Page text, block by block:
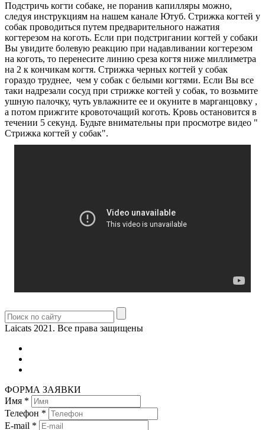
Подстричь когти собаке, не поранив капилляры можно,
следуя инструкциям на нашем канале Ютуб. Стрижка когтей у
собак проводиться путем предварительного нажатия
когтерезом на коготь. Если при подстригании когтей у собаки
Вы увидите болевую реакцию при надавливании когтерезом
на коготь, то перенесите линию среза когтя ниже миллиметра
на 2 к кончикам когтя. Стрижка черных когтей у собак
гораздо труднее, чем у собак с белыми когтями. Если Вы все
таки надрезали сосуд при стрижке когтей у собак, то возьмите
ушную палочку, чуть увлажните ее и окуните в марганцовку ,
а потом прижгите кровоточащий коготь. Кровь остановится в
течении 5 секунд. Будьте внимательны при просмотре видео "
Стрижка когтей у собак".
Laicats 2021. Все права защищены
ФОРМА ЗАЯВКИ
Имя *
Телефон *
E-mail *